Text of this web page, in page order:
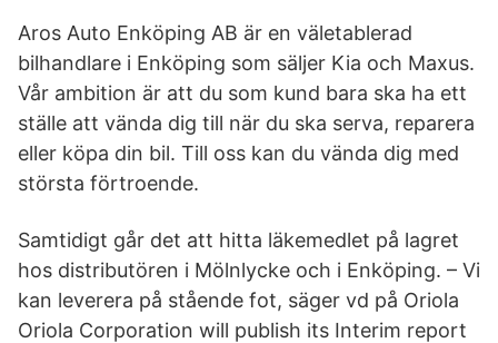
Aros Auto Enköping AB är en väletablerad
bilhandlare i Enköping som säljer Kia och Maxus.
Vår ambition är att du som kund bara ska ha ett
ställe att vända dig till när du ska serva, reparera
eller köpa din bil. Till oss kan du vända dig med
största förtroende.
Samtidigt går det att hitta läkemedlet på lagret
hos distributören i Mölnlycke och i Enköping. – Vi
kan leverera på stående fot, säger vd på Oriola
Oriola Corporation will publish its Interim report